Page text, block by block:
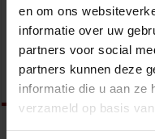
en om ons
informatie over uw
partners voor social
partners kunnen deze
informatie die u aan ze
verzameld op basis
vennootschapsbelasting
een
de aandacht in eerste
Lees verder »